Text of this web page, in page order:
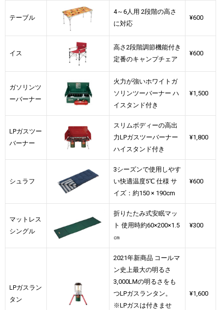
テーブル
4～6人用 2段階の高さ
に対応
¥600
イス
高さ2段階調節機能付き
定番のキャンプチェア
¥600
ガソリンツ
ーバーナー
火力が強いホワイトガ
ソリンツーバーナー ハ
イスタンド付き
¥1,500
LPガスツー
バーナー
スリムボディーの高出
力LPガスツーバーナー
ハイスタンド付き
¥1,800
シュラフ
3シーズンで使用しやす
い快適温度5℃ 仕様 サ
イズ：約150 × 190cm
¥600
マットレス
シングル
折りたたみ式安眠マッ
ト 使用時約60×200×1.5
㎝
¥300
LPガスラン
タン
2021年新商品 コールマ
ン史上最大の明るさ
3,000LMの明るさをも
つLPガスランタン。
※LPガスは付きませ
¥1,600